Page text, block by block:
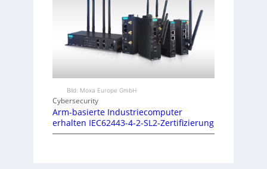
Bild: Moxa Europe GmbH
Cybersecurity
Arm-basierte Industriecomputer
erhalten IEC62443-4-2-SL2-Zertifizierung